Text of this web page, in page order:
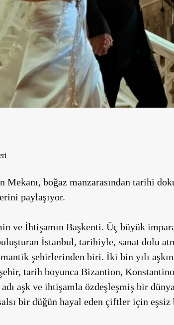
Mekanı, boğaz manzarasından tarihi
paylaşıyor.
ve İhtişamın Başkenti. Üç büyük
İstanbul, tarihiyle, sanat dolu
şehirlerinden biri. İki bin yılı
tarih boyunca Bizantion,
aşk ve ihtişamla özdeşleşmiş bir
bir düğün hayal eden çiftler için